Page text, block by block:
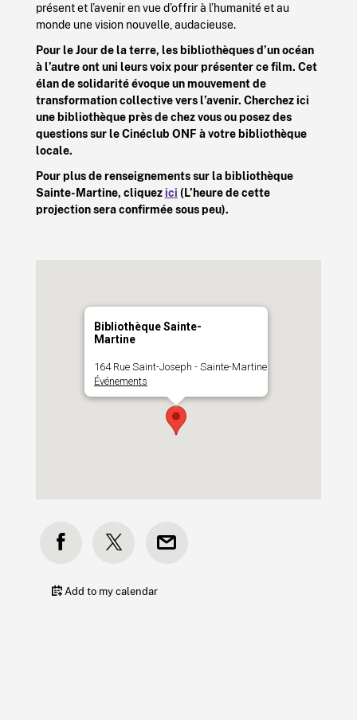
présent et l’avenir en vue d’offrir à l’humanité et au
monde une vision nouvelle, audacieuse.
Pour le Jour de la terre, les bibliothèques d’un océan
à l’autre ont uni leurs voix pour présenter ce film. Cet
élan de solidarité évoque un mouvement de
transformation collective vers l’avenir. Cherchez ici
une bibliothèque près de chez vous ou posez des
questions sur le Cinéclub ONF à votre bibliothèque
locale.
Pour plus de renseignements sur la bibliothèque
Sainte-Martine, cliquezici (L’heure de cette
projection sera confirmée sous peu).
Bibliothèque Sainte-
Martine
164 Rue Saint-Joseph - Sainte-Martine
Événements
Add to my calendar